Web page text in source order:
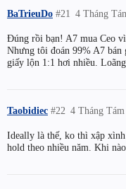
BaTrieuDo 4 Tháng
#21
Đúng rồi bạn! A7 mua Ceo
Nhưng tôi đoán 99% A7
giấy lộn 1:1 hơi nhiều.
Taobidiec 4 Tháng
#22
Ideally là thế, ko thì xập
hold theo nhiều năm. Khi